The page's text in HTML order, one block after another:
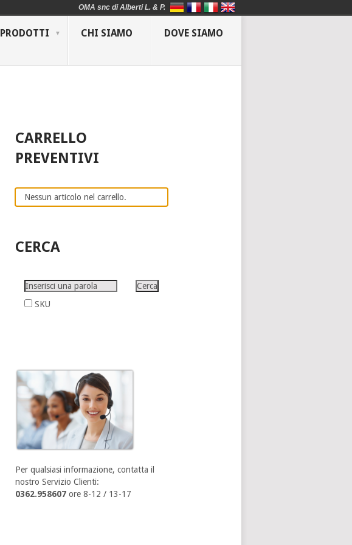
PRODOTTI CHI SIAMO DOVE SIAMO
CARRELLO
PREVENTIVI
Nessun articolo nel carrello.
CERCA
SKU
Per qualsiasi informazione, contatta il
nostro Servizio Clienti:
0362.958607 ore 8-12 / 13-17
OMA snc di Alberti L. & P.